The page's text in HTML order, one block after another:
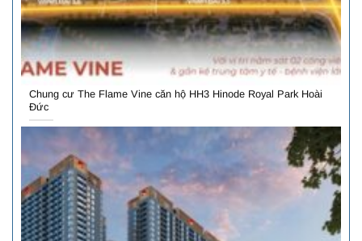
Chung cư The Flame Vine căn hộ HH3 Hinode Royal Park Hoài
Đức